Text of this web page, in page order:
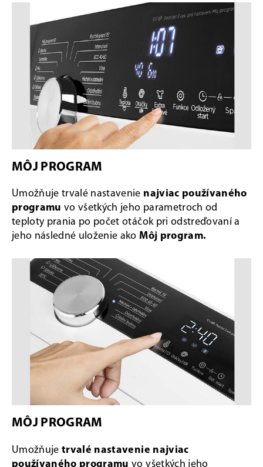
MÔJ PROGRAM
Umožňuje trvalé nastavenie najviac používaného
programuvo všetkých jeho parametroch od
teploty prania po počet otáčok pri odstreďovaní a
jeho následné uloženie ako Môj program.
MÔJ PROGRAM
Umožňujetrvalé nastavenie najviac
používaného programu vo všetkých jeho